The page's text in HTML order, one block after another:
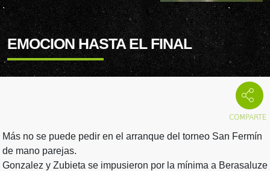
EMOCION HASTA EL FINAL
Más no se puede pedir en el arranque del torneo San Fermín
de mano parejas.
Gonzalez y Zubieta se impusieron por la mínima a Berasaluze